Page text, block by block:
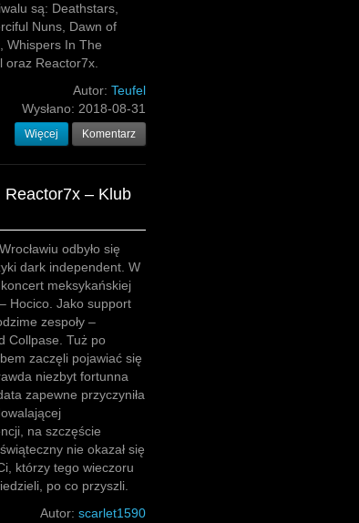
są: Deathstars,
Nuns, Dawn of
Whispers In The
oraz Reactor7x.
Autor: Teufel
Wysłano: 2018-08-31
Więcej Komentarz
– Klub
odbyło się
dark independent. W
meksykańskiej
Hocico. Jako support
zespoły –
Collpase. Tuż po
zaczęli pojawiać się
niezbyt fortunna
zapewne przyczyniła
na szczęście
nie okazał się
którzy tego wieczoru
po co przyszli.
Autor: scarlet1590